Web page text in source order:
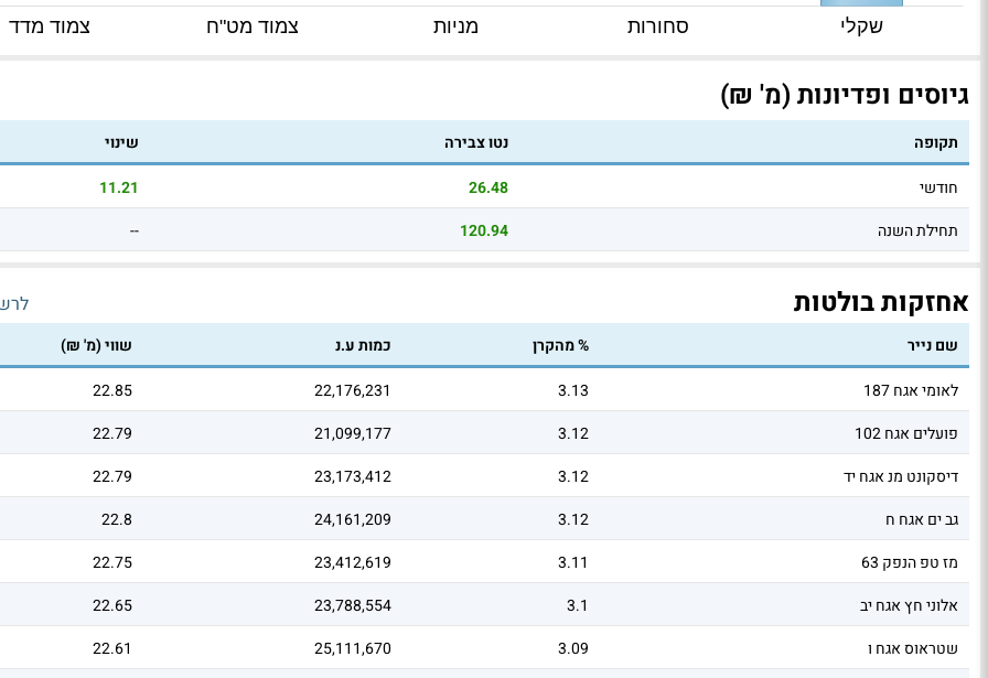
צמוד מדד צמוד מט"ח מניות סחורות שקלי
גיוסים ופדיונות (מ' ₪)
תקופה נטו צבירה
שינוי
חודשי
26.48
11.21
תחילת השנה
120.94
--
אחזקות בולטות
שם נייר % מהקרן כמות ע.נ
שווי (מ' ₪)
לאומי אגח 187
3.13
22,176,231
22.85
פועלים אגח 102
3.12
21,099,177
22.79
דיסקונט מנ אגח יד
3.12
23,173,412
22.79
גב ים אגח ח
3.12
24,161,209
22.8
מז טפ הנפק 63
3.11
23,412,619
22.75
אלוני חץ אגח יב
3.1
23,788,554
22.65
שטראוס אגח ו
3.09
25,111,670
22.61